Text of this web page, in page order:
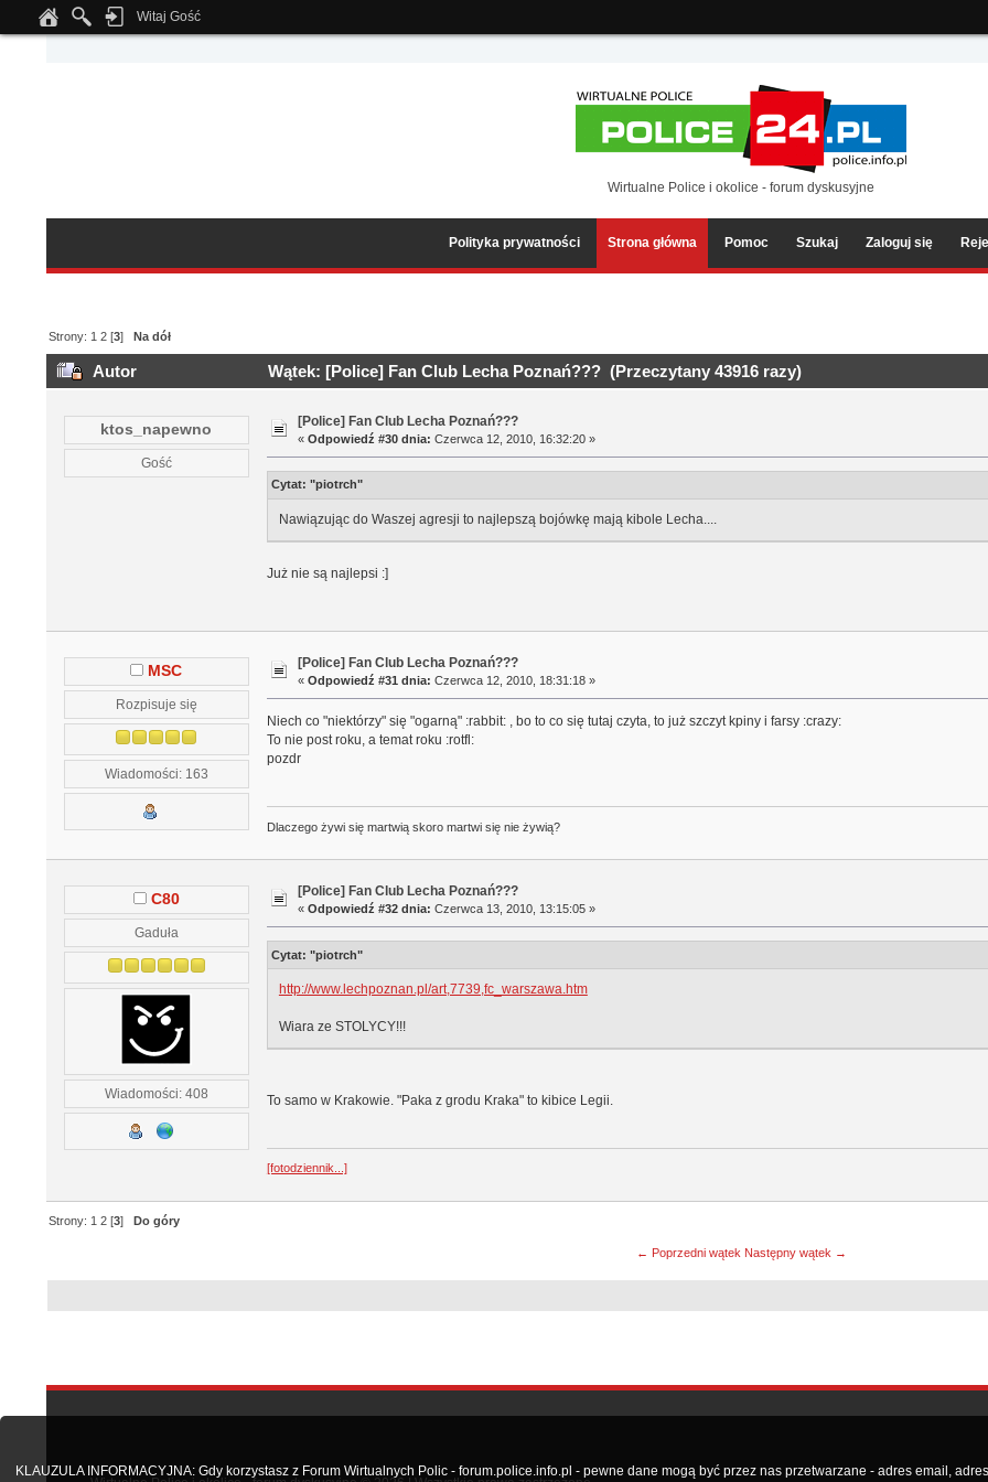
Notice: Undefined index: tapatalk_body_hook in
Witaj Gość
Wirtualne Police i okolice - forum dyskusyjne
Polityka prywatności Strona główna Pomoc Szukaj Zaloguj się
Strony: 1 2 [3]Na dół
Autor Wątek: [Police] Fan Club Lecha Poznań??? (Przeczytany 43916 razy)
ktos_napewno
Gość
[Police] Fan Club Lecha Poznań???
«Odpowiedź #30 dnia: Czerwca 12, 2010, 16:32:20 »
Cytat: "piotrch"
Nawiązując do Waszej agresji to najlepszą bojówkę mają kibole Lecha....
Już nie są najlepsi :]
MSC
Rozpisuje się
Wiadomości: 163
[Police] Fan Club Lecha Poznań???
«Odpowiedź #31 dnia: Czerwca 12, 2010, 18:31:18 »
Niech co "niektórzy" się "ogarną" :rabbit: , bo to co się tutaj czyta, to już szczyt kpiny i farsy :crazy:
To nie post roku, a temat roku :rotfl:
pozdr
Dlaczego żywi się martwią skoro martwi się nie żywią?
C80
Gaduła
Wiadomości: 408
[Police] Fan Club Lecha Poznań???
«Odpowiedź #32 dnia: Czerwca 13, 2010, 13:15:05 »
Cytat: "piotrch"
http://www.lechpoznan.pl/art,7739,fc_warszawa.htm
Wiara ze STOLYCY!!!
To samo w Krakowie. "Paka z grodu Kraka" to kibice Legii.
[fotodziennik...]
Strony: 1 2 [3]Do góry
← Poprzedni wątek Następny wątek →
KLAUZULA INFORMACYJNA: Gdy korzystasz z Forum Wirtualnych Polic - forum.police.info.pl - pewne dane mogą być przez nas przetwarzane - adres email,